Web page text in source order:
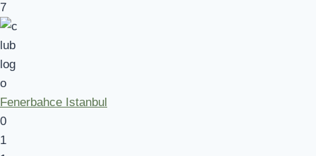
7
Fenerbahce Istanbul
0
1